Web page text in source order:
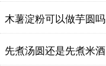
木薯淀粉可以做芋圆吗
先煮汤圆还是先煮米酒